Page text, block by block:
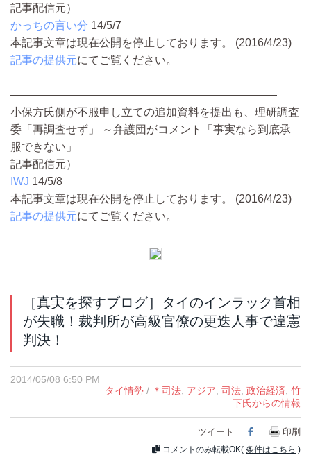
記事配信元）
かっちの言い分 14/5/7
本記事文章は現在公開を停止しております。 (2016/4/23)
記事の提供元にてご覧ください。
————————————————————————
小保方氏側が不服申し立ての追加資料を提出も、理研調査
委「再調査せず」 ～弁護団がコメント「事実なら到底承
服できない」
記事配信元）
IWJ 14/5/8
本記事文章は現在公開を停止しております。 (2016/4/23)
記事の提供元にてご覧ください。
［真実を探すブログ］タイのインラック首相
が失職！裁判所が高級官僚の更迭人事で違憲
判決！
2014/05/08 6:50 PM
タイ情勢 / ＊司法 アジア 司法 政治経済 竹
下氏からの情報
ツイート Facebook
印刷
コメントのみ転載OK( 条件はこちら )